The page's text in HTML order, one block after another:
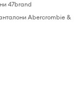
47brand
Abercrombie &